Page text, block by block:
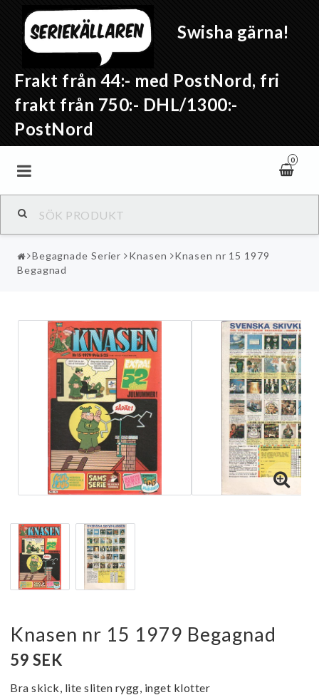
Swisha gärna!
Frakt från 44:- med PostNord, fri
frakt från 750:- DHL/1300:-
PostNord
0
Begagnade Serier Knasen
Knasen nr 15 1979
Begagnad
Knasen nr 15 1979 Begagnad
59 SEK
Bra skick, lite sliten rygg, inget klotter